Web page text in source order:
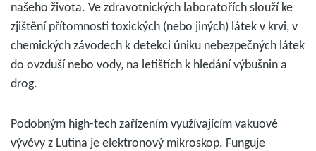
našeho života. Ve zdravotnických laboratořích slouží ke
zjištění přítomnosti toxických (nebo jiných) látek v krvi, v
chemických závodech k detekci úniku nebezpečných látek
do ovzduší nebo vody, na letištích k hledání výbušnin a
drog.
Podobným high-tech zařízením využívajícím vakuové
vývěvy z Lutína je elektronový mikroskop. Funguje